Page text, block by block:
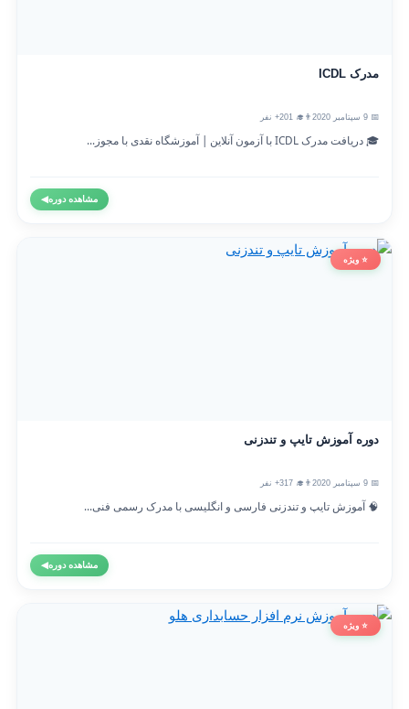
مدرک ICDL
👨‍🎓 201+ نفر
🎓 دریافت مدرک ICDL با آزمون آنلاین | آموزشگاه نقدی با مجوز...
مشاهده دوره◀
⭐ ویژه
دوره آموزش تایپ و تندزنی
👨‍🎓 317+ نفر
🧠 آموزش تایپ و تندزنی فارسی و انگلیسی با مدرک رسمی فنی...
مشاهده دوره◀
⭐ ویژه